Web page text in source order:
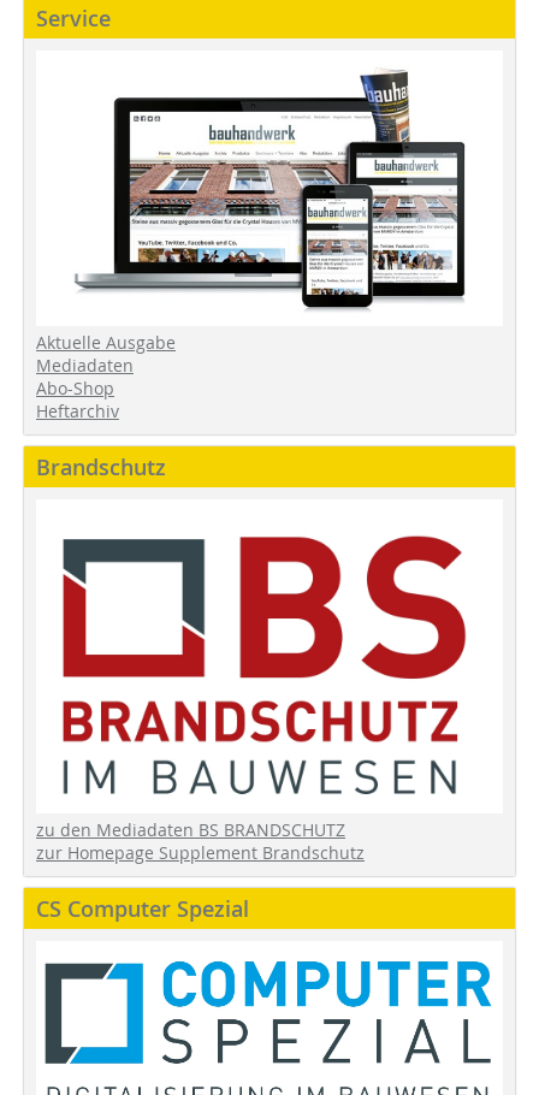
Service
Aktuelle Ausgabe
Mediadaten
Abo-Shop
Heftarchiv
Brandschutz
zu den Mediadaten BS BRANDSCHUTZ
zur Homepage Supplement Brandschutz
CS Computer Spezial